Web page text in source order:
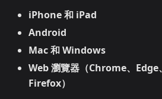
iPhone 和 iPad
Android
Mac 和 Windows
Web 瀏覽器（Chrome、Edge、
Firefox）